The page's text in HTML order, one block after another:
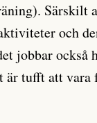
Särskilt
och
jobbar också
tufft att vara